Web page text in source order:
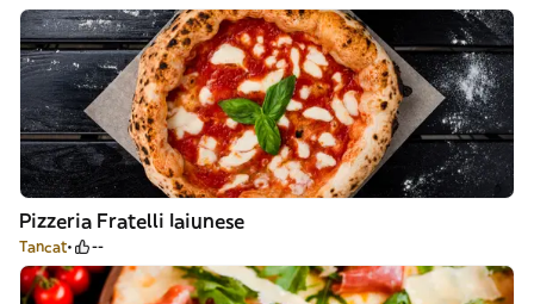
Pizzeria Fratelli Iaiunese
Tancat --